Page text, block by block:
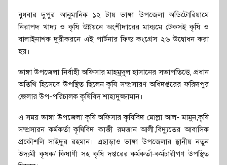
বুধবার দুপুর আনুমানিক ১২ টায় ভাঙ্গা উপজেলা অডিটোরিয়ামে
নিরাপদ খাদ্য ও কৃষি উন্নয়নে অংশীদারের মাধ্যমে টেকসই কৃষি ও
বালাইনাশক দুরীকরনে এই পার্টনার ফিল্ড কংগ্রেস ২৬ উদ্বোধন করা
হয়।
ভাঙ্গা উপজেলা নির্বাহী অফিসার মাহমুদুল হাসানের সভাপতিত্তে, প্রধান
অতিথি হিসেবে উপস্থিত ছিলেন কৃষি সম্প্রসারণ অধিদপ্তরের ফরিদপুর
জেলার উপ-পরিচালক কৃষিবিদ শাহাদুজ্জামান।
এ সময় ভাঙ্গা উপজেলা কৃষি অফিসার কৃষিবিদ মোল্লা আল- মামুন,কৃষি
সম্প্রসারন কর্মকর্তা কৃষিবিদ কাজী রমজান আলী,বিদ্যুতের আবাসিক
প্রকৌশলি সাইদুর রহমান। এছাড়াও ভাঙ্গা উপজেলার স্থানীয় নতুন
উদ্যমী কৃষক/ কিষাণী সহ কৃষি দপ্তরের কর্মকর্তা-কর্মচারীগণ উপস্থিত